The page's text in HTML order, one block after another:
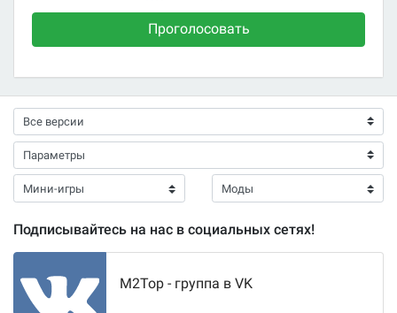
Проголосовать
Подписывайтесь на нас в социальных сетях!
M2Top - группа в VK